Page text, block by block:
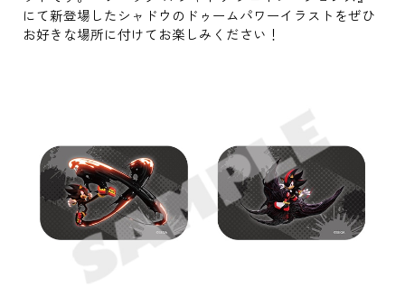
にて新登場したシャドウのドゥームパワーイラストをぜひ
お好きな場所に付けてお楽しみください！